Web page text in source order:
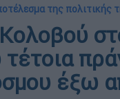
της
έξω